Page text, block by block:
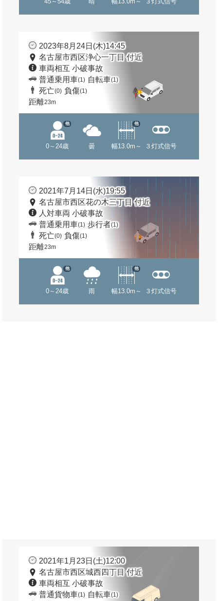
2023年8月24日(木)14:45
名古屋市西区浄心一丁目 付近
車両相互 小破事故
普通乗用車(1) 自転車(1)
死亡(0) 負傷(1)
距離23m
0～24歳
他
曇 幅13.0m～
他
３灯式信号
2021年7月14日(水)19:55
名古屋市西区花の木三丁目 付近
人対車両 小破事故
普通乗用車(1) 歩行者(1)
死亡(0) 負傷(1)
距離23m
0～24歳
他
雨 幅13.0m～
他
３灯式信号
2021年1月23日(土)12:00
名古屋市西区城西四丁目 付近
車両相互 小破事故
普通貨物車(1) 自転車(1)